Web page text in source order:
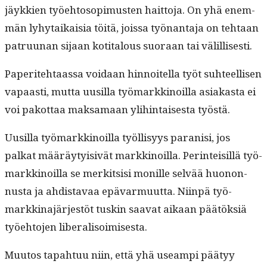
jäykkien työe­htosopimusten hait­to­ja. On yhä enem­
män lyhy­taikaisia töitä, jois­sa työ­nan­ta­ja on tehtaan
patru­u­nan sijaan koti­talous suo­raan tai välillisesti.
Paperite­htaas­sa voidaan hin­noitel­la työt suh­teel­lisen
vapaasti, mut­ta uusil­la työ­markki­noil­la asi­akas­ta ei
voi pakot­taa mak­samaan yli­hin­tais­es­ta työstä.
Uusil­la työ­markki­noil­la työl­lisyys paranisi, jos
palkat määräy­ty­i­sivät markki­noil­la. Per­in­teisil­lä työ­
markki­noil­la se merk­it­sisi monille selvää huonon­
nus­ta ja ahdis­tavaa epä­var­muut­ta. Niin­pä työ­
markki­na­jär­jestöt tuskin saa­vat aikaan päätök­siä
työe­hto­jen liberalisoimisesta.
Muu­tos tapah­tuu niin, että yhä use­ampi pää­tyy